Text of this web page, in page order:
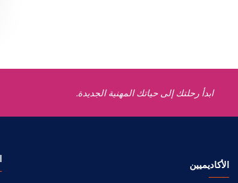
ابدأ رحلتك إلى حياتك المهنية الجديدة.
الأكاديميين